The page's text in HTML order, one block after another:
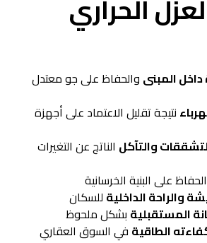
الحراري
داخل المبنى والحفاظ على جو معتدل
نتيجة تقليل الاعتماد على أجهزة
والتآكل الناتج عن التغيرات
على البنية الخرسانية
والراحة الداخلية للسكان
المستقبلية بشكل ملحوظ
الطاقية في السوق العقاري